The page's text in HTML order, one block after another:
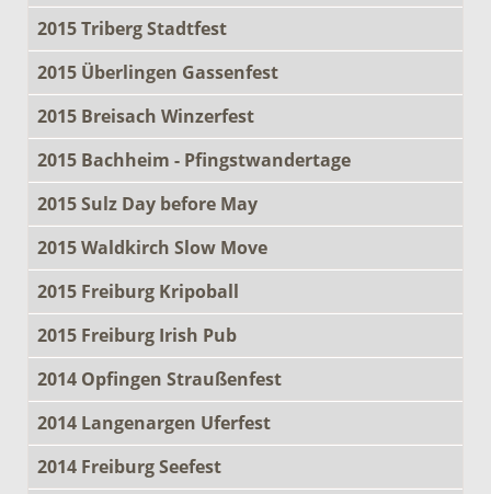
2015 Triberg Stadtfest
2015 Überlingen Gassenfest
2015 Breisach Winzerfest
2015 Bachheim - Pfingstwandertage
2015 Sulz Day before May
2015 Waldkirch Slow Move
2015 Freiburg Kripoball
2015 Freiburg Irish Pub
2014 Opfingen Straußenfest
2014 Langenargen Uferfest
2014 Freiburg Seefest